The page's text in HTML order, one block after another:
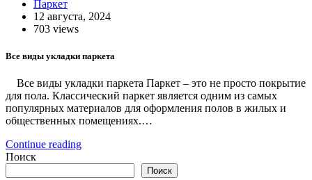
Паркет
12 августа, 2024
703 views
Все виды укладки паркета
Все виды укладки паркета Паркет – это не просто покрытие
для пола. Классический паркет является одним из самых
популярных материалов для оформления полов в жилых и
общественных помещениях.…
Continue reading
Поиск
Поиск